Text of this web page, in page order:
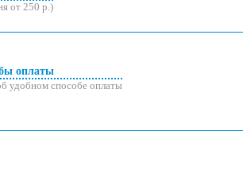
от 250 р.)
оплаты
удобном способе оплаты